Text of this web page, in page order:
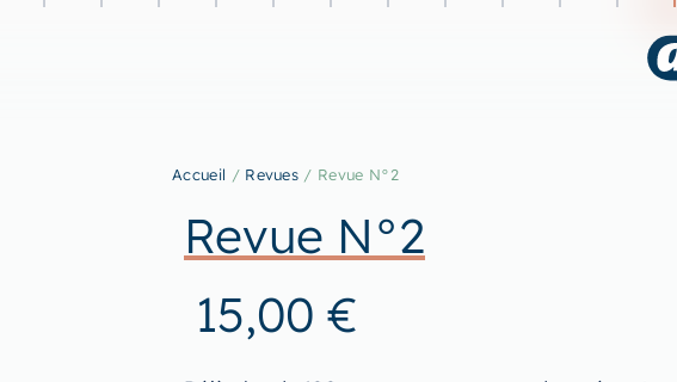
Accueil / Revues / Revue N°2
Revue N°2
15,00 €